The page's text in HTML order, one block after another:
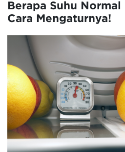
Berapa Suhu Normal
Cara Mengaturnya!